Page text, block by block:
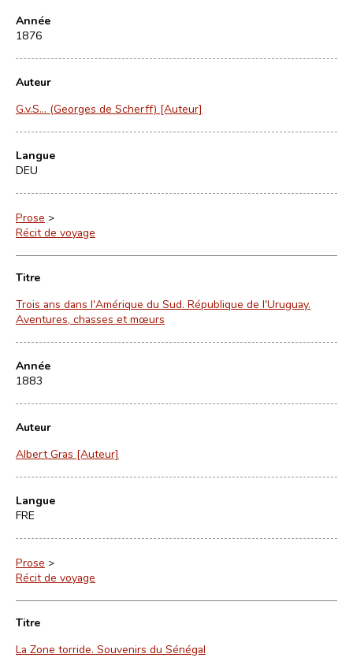
Année
1876
Auteur
G.v.S… (Georges de Scherff) [Auteur]
Langue
DEU
Prose >
Récit de voyage
Titre
Trois ans dans l'Amérique du Sud. République de l'Uruguay.
Aventures, chasses et mœurs
Année
1883
Auteur
Albert Gras [Auteur]
Langue
FRE
Prose >
Récit de voyage
Titre
La Zone torride. Souvenirs du Sénégal